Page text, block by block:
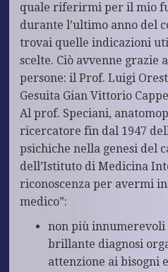
quale riferirmi per il mio
durante l’ultimo anno del
trovai quelle indicazioni
scelte. Ciò avvenne grazie
persone: il Prof. Luigi
Gesuita Gian Vittorio
Al prof. Speciani,
ricercatore fin dal 1947
psichiche nella genesi del
dell’Istituto di Medicina
riconoscenza per avermi
medico”:
non più innumerevoli
brillante diagnosi
attenzione ai bisogni